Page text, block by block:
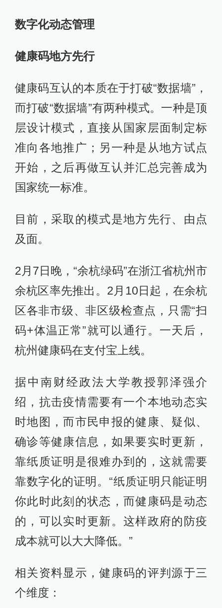
数字化动态管理
健康码地方先行
健康码互认的本质在于打破“数据墙”，
而打破“数据墙”有两种模式。一种是顶
层设计模式，直接从国家层面制定标
准向各地推广；另一种是从地方试点
开始，之后再做互认并汇总完善成为
国家统一标准。
目前，采取的模式是地方先行、由点
及面。
2月7日晚，“余杭绿码”在浙江省杭州市
余杭区率先推出。2月10日起，在余杭
区各非市级、非区级检查点，只需“扫
码+体温正常”就可以通行。一天后，
杭州健康码在支付宝上线。
据中南财经政法大学教授郭泽强介
绍，抗击疫情需要有一个本地动态实
时地图，而市民申报的健康、疑似、
确诊等健康信息，如果要实时更新，
靠纸质证明是很难办到的，这就需要
靠数字化的证明。“纸质证明只能证明
你此时此刻的状态，而健康码是动态
的，可以实时更新。这样政府的防疫
成本就可以大大降低。”
相关资料显示，健康码的评判源于三
个维度：